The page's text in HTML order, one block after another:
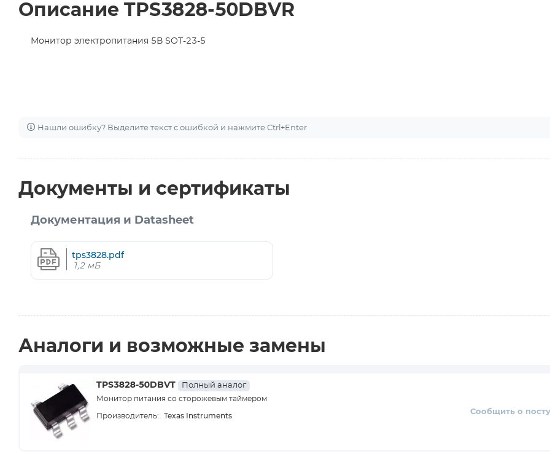
Описание TPS3828-50DBVR
Монитор электропитания 5В SOT-23-5
Нашли ошибку? Выделите текст с ошибкой и нажмите Ctrl+Enter
Документы и сертификаты
Документация и Datasheet
tps3828.pdf
1,2 мБ
Аналоги и возможные замены
TPS3828-50DBVT Полный аналог
Монитор питания со сторожевым таймером
Производитель: Texas Instruments Сообщить о